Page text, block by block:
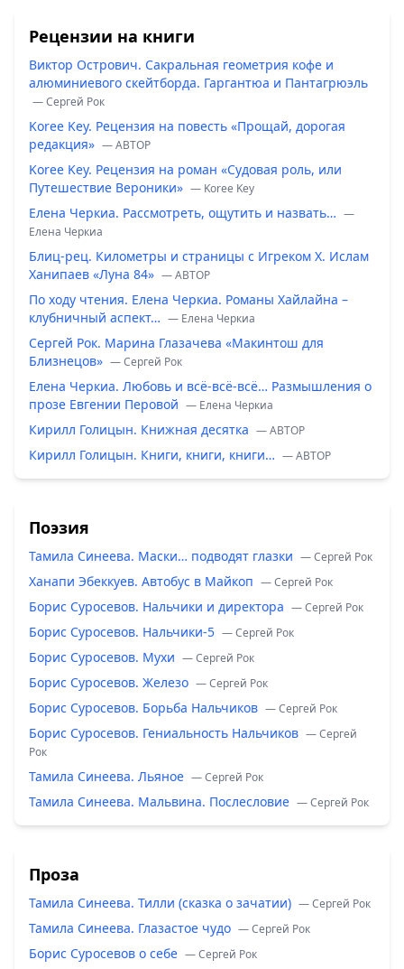
Рецензии на книги
Виктор Острович. Сакральная геометрия кофе и
алюминиевого скейтборда. Гаргантюа и Пантагрюэль
— Сергей Рок
Koree Key. Рецензия на повесть «Прощай, дорогая
редакция» — ABTOP
Koree Key. Рецензия на роман «Судовая роль, или
Путешествие Вероники» — Koree Key
Елена Черкиа. Рассмотреть, ощутить и назвать… —
Елена Черкиа
Блиц-рец. Километры и страницы с Игреком Х. Ислам
Ханипаев «Луна 84» — ABTOP
По ходу чтения. Елена Черкиа. Романы Хайлайна –
клубничный аспект… — Елена Черкиа
Сергей Рок. Марина Глазачева «Макинтош для
Близнецов» — Сергей Рок
Елена Черкиа. Любовь и всё-всё-всё… Размышления о
прозе Евгении Перовой — Елена Черкиа
Кирилл Голицын. Книжная десятка — ABTOP
Кирилл Голицын. Книги, книги, книги… — ABTOP
Поэзия
Тамила Синеева. Маски… подводят глазки — Сергей Рок
Ханапи Эбеккуев. Автобус в Майкоп — Сергей Рок
Борис Суросевов. Нальчики и директора — Сергей Рок
Борис Суросевов. Нальчики-5 — Сергей Рок
Борис Суросевов. Мухи — Сергей Рок
Борис Суросевов. Железо — Сергей Рок
Борис Суросевов. Борьба Нальчиков — Сергей Рок
Борис Суросевов. Гениальность Нальчиков — Сергей
Рок
Тамила Синеева. Льяное — Сергей Рок
Тамила Синеева. Мальвина. Послесловие — Сергей Рок
Проза
Тамила Синеева. Тилли (сказка о зачатии) — Сергей Рок
Тамила Синеева. Глазастое чудо — Сергей Рок
Борис Суросевов о себе — Сергей Рок